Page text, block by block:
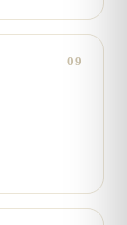
09